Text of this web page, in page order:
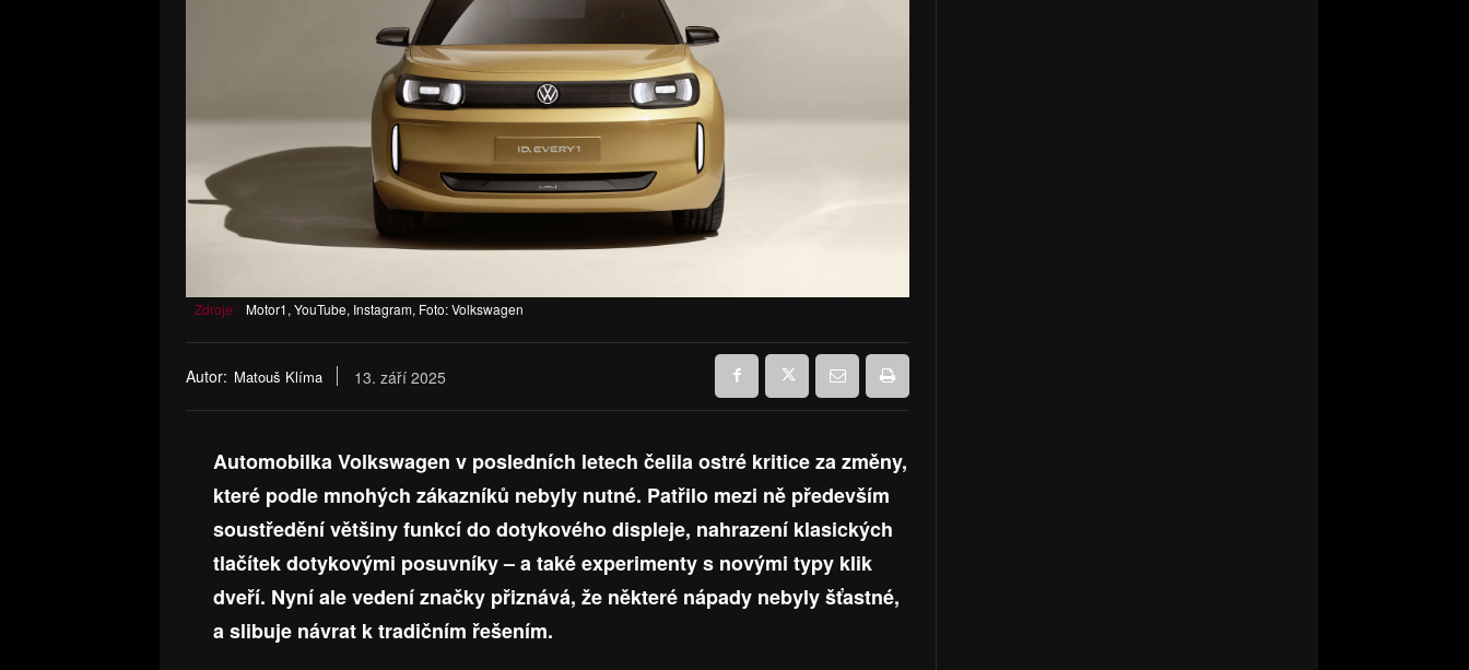
Zdroje: Motor1, YouTube, Instagram, Foto: Volkswagen
Autor: Matouš Klíma 13. září 2025
Automobilka Volkswagen v posledních letech čelila ostré kritice za změny,
které podle mnohých zákazníků nebyly nutné. Patřilo mezi ně především
soustředění většiny funkcí do dotykového displeje, nahrazení klasických
tlačítek dotykovými posuvníky – a také experimenty s novými typy klik
dveří. Nyní ale vedení značky přiznává, že některé nápady nebyly šťastné,
a slibuje návrat k tradičním řešením.